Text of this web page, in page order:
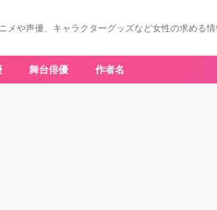
メや声優、キャラクターグッズなど女性の求める
舞台俳優 作者名